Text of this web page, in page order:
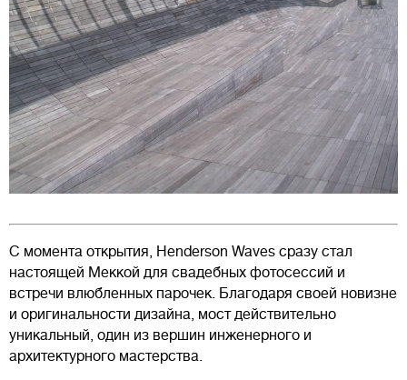
С момента открытия, Henderson Waves сразу стал
настоящей Меккой для свадебных фотосессий и
встречи влюбленных парочек. Благодаря своей новизне
и оригинальности дизайна, мост действительно
уникальный, один из вершин инженерного и
архитектурного мастерства.